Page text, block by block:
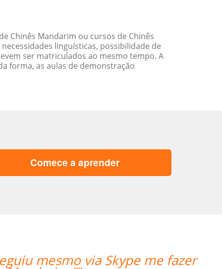
Chinês Mandarim ou cursos de Chinês
linguísticas, possibilidade de
ser matriculados ao mesmo tempo. A
forma, as aulas de demonstração
Comece a aprender
first lesson went very well!